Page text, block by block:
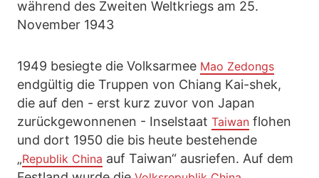
während des Zweiten Weltkriegs am 25.
November 1943
1949 besiegte die Volksarmee Mao Zedongs
endgültig die Truppen von Chiang Kai-shek,
die auf den - erst kurz zuvor von Japan
zurückgewonnenen - Inselstaat Taiwan flohen
und dort 1950 die bis heute bestehende
„Republik China auf Taiwan“ ausriefen. Auf dem